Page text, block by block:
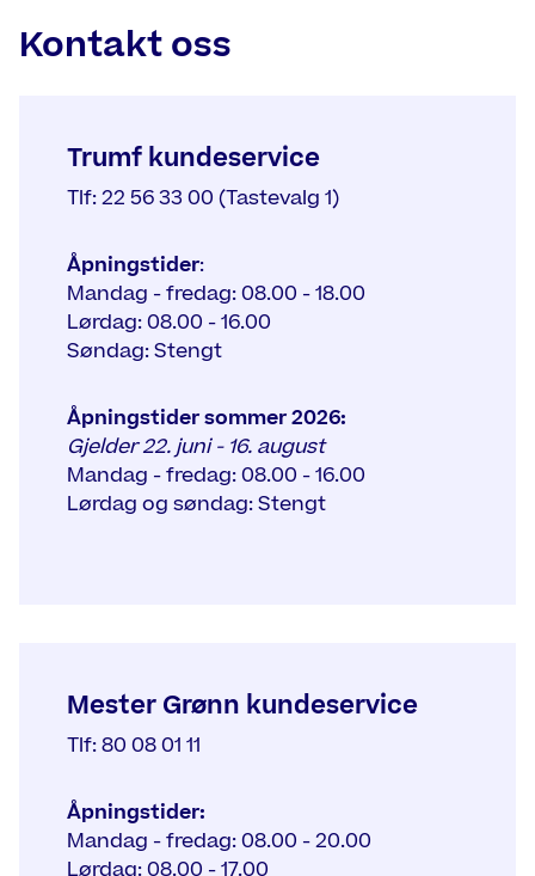
Kontakt oss
Trumf kundeservice
Tlf: 22 56 33 00 (Tastevalg 1)
Åpningstider:
Mandag - fredag: 08.00 - 18.00
Lørdag: 08.00 - 16.00
Søndag: Stengt
Åpningstider sommer 2026:
Gjelder 22. juni - 16. august
Mandag - fredag: 08.00 - 16.00
Lørdag og søndag: Stengt
Mester Grønn kundeservice
Tlf: 80 08 01 11
Åpningstider:
Mandag - fredag: 08.00 - 20.00
Lørdag: 08.00 - 17.00